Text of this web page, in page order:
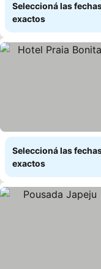
Seleccioná las
exactos
Seleccioná las
exactos